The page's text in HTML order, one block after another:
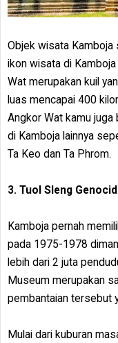
Objek wisata Kamboja
ikon wisata di
Wat merupakan kuil
luas mencapai 400
Angkor Wat kamu
di Kamboja lainnya
Ta Keo dan Ta Phrom.
3. Tuol Sleng
Kamboja pernah
pada 1975-1978
lebih dari 2 juta
Museum merupakan
pembantaian tersebut
Mulai dari kuburan